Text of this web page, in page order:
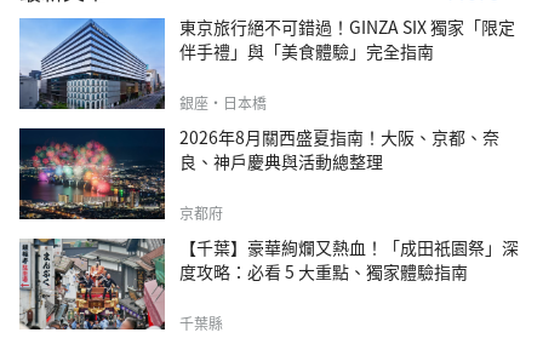
東京旅行絕不可錯過！GINZA SIX 獨家「限定
伴手禮」與「美食體驗」完全指南
銀座・日本橋
2026年8月關西盛夏指南！大阪、京都、奈
良、神戶慶典與活動總整理
京都府
【千葉】豪華絢爛又熱血！「成田祇園祭」深
度攻略：必看 5 大重點、獨家體驗指南
千葉縣